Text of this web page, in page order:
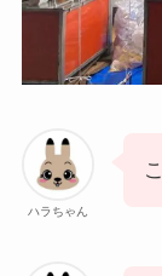
ハラちゃん